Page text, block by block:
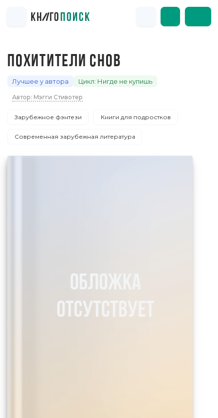
ПОХИТИТЕЛИ СНОВ
Лучшее у автора Цикл: Нигде не купишь
Автор: Мэгги Стивотер
Зарубежное фэнтези Книги для подростков
Современная зарубежная литература